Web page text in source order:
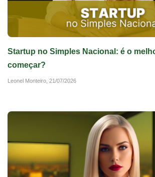
Startup no Simples Nacional: é o
começar?
Leonel Monteiro, 21/07/2026